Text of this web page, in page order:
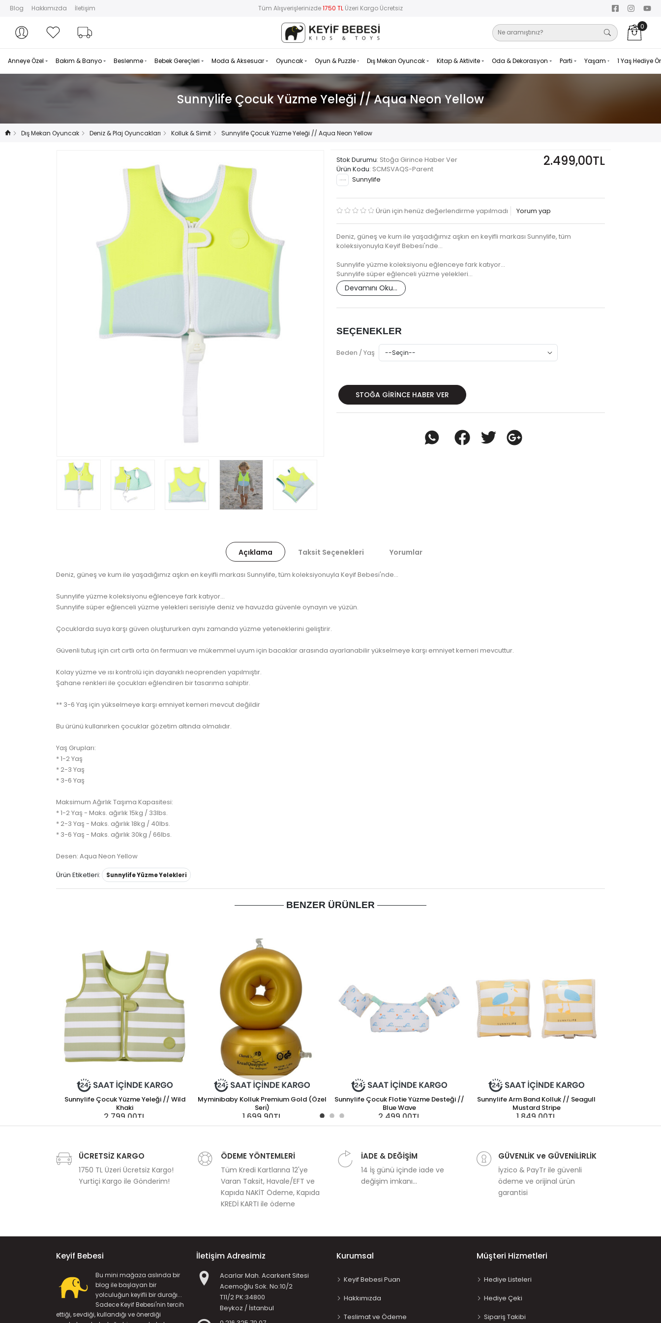
Blog Hakkımızda İletişim Tüm Alışverişlerinizde1750 TL Üzeri Kargo Ücretsiz
Hesabım
Hesabım Favorilerim 0
Anneye Özel Bakım & Banyo Beslenme Bebek Gereçleri Moda & Aksesuar Oyuncak Oyun & Puzzle Dış Mekan Oyuncak Kitap & Aktivite Oda & Dekorasyon Parti Yaşam 1 Yaş Hediye
Sunnylife Çocuk Yüzme Yeleği // Aqua Neon Yellow
Dış Mekan Oyuncak Deniz & Plaj Oyuncakları Kolluk & Simit Sunnylife Çocuk Yüzme Yeleği // Aqua Neon Yellow
Stok Durumu: Stoğa Girince Haber Ver
Ürün Kodu: SCMSVAQS-Parent
Sunnylife
2.499,00TL
Ürün için henüz değerlendirme yapılmadı Yorum yap
Deniz, güneş ve kum ile yaşadığımız aşkın en keyifli markası Sunnylife, tüm
koleksiyonuyla Keyif Bebesi'nde...
Sunnylife yüzme koleksiyonu eğlenceye fark katıyor...
Sunnylife süper eğlenceli yüzme yelekleri…
Devamını Oku...
SEÇENEKLER
Beden / Yaş
STOĞA GIRINCE HABER VER
Açıklama Taksit Seçenekleri Yorumlar
Deniz, güneş ve kum ile yaşadığımız aşkın en keyifli markası Sunnylife, tüm koleksiyonuyla Keyif Bebesi'nde...
Sunnylife yüzme koleksiyonu eğlenceye fark katıyor...
Sunnylife süper eğlenceli yüzme yelekleri serisiyle deniz ve havuzda güvenle oynayın ve yüzün.
Çocuklarda suya karşı güven oluştururken aynı zamanda yüzme yeteneklerini geliştirir.
Güvenli tutuş için cırt cırtlı orta ön fermuarı ve mükemmel uyum için bacaklar arasında ayarlanabilir yükselmeye karşı emniyet kemeri mevcuttur.
Kolay yüzme ve ısı kontrolü için dayanıklı neoprenden yapılmıştır.
Şahane renkleri ile çocukları eğlendiren bir tasarıma sahiptir.
** 3-6 Yaş için yükselmeye karşı emniyet kemeri mevcut değildir
Bu ürünü kullanırken çocuklar gözetim altında olmalıdır.
Yaş Grupları:
* 1-2 Yaş
* 2-3 Yaş
* 3-6 Yaş
Maksimum Ağırlık Taşıma Kapasitesi:
* 1-2 Yaş - Maks. ağırlık 15kg / 33lbs.
* 2-3 Yaş - Maks. ağırlık 18kg / 40lbs.
* 3-6 Yaş - Maks. ağırlık 30kg / 66lbs.
Desen: Aqua Neon Yellow
Ürün Etiketleri:
Sunnylife Yüzme Yelekleri
BENZER ÜRÜNLER
Sunnylife Çocuk Yüzme Yeleği // Wild
Khaki
2.799,00TL
Myminibaby Kolluk Premium Gold (Özel
Seri)
1.699,90TL
Sunnylife Çocuk Flotie Yüzme Desteği //
Blue Wave
2.499,00TL
Sunnylife Arm Band Kolluk // Seagull
Mustard Stripe
1.849,00TL
Swim
ÜCRETSİZ KARGO
1750 TL Üzeri Ücretsiz Kargo!
Yurtiçi Kargo ile Gönderim!
ÖDEME YÖNTEMLERİ
Tüm Kredi Kartlarına 12'ye
Varan Taksit, Havale/EFT ve
Kapıda NAKİT Ödeme, Kapıda
KREDİ KARTI ile ödeme
İADE & DEĞİŞİM
14 İş günü içinde iade ve
değişim imkanı...
GÜVENLİK ve GÜVENİLİRLİK
İyzico & PayTr ile güvenli
ödeme ve orijinal ürün
garantisi
Keyif Bebesi
Bu mini mağaza aslında bir
blog ile başlayan bir
yolculuğun keyifli bir durağı...
Sadece Keyif Bebesi'nin tercih
ettiği, sevdiği, kullandığı ve önerdiği
İletişim Adresimiz
Acarlar Mah. Acarkent Sitesi
Acemoğlu Sok. No:10/2
T11/2 PK:34800
Beykoz / İstanbul
Kurumsal
Keyif Bebesi Puan
Hakkımızda
Teslimat ve Ödeme
Müşteri Hizmetleri
Hediye Listeleri
Hediye Çeki
Sipariş Takibi